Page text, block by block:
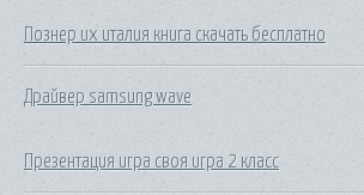
Познер их италия книга скачать бесплатно
Драйвер samsung wave
Презентация игра своя игра 2 класс